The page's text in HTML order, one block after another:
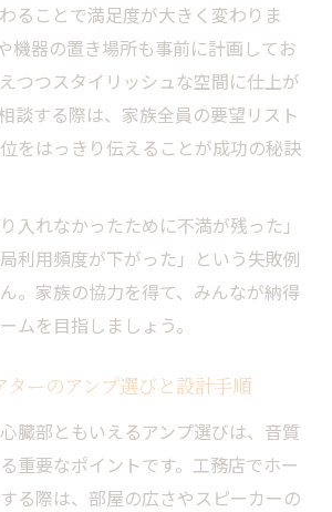
ることで満足度が大きく変わりま
機器の置き場所も事前に計画してお
つつスタイリッシュな空間に仕上が
談する際は、家族全員の要望リスト
をはっきり伝えることが成功の秘訣
入れなかったために不満が残った」
利用頻度が下がった」という失敗例
。家族の協力を得て、みんなが納得
ムを目指しましょう。
ターのアンプ選びと設計手順
臓部ともいえるアンプ選びは、音質
重要なポイントです。工務店でホー
る際は、部屋の広さやスピーカーの